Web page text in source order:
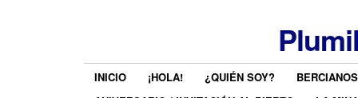
INICIO ¡HOLA! ¿QUIÉN SOY?